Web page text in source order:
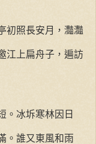
初照長安月，灩灩
江上扁舟子，遍訪
。冰坼寒林因日
。誰又東風和雨